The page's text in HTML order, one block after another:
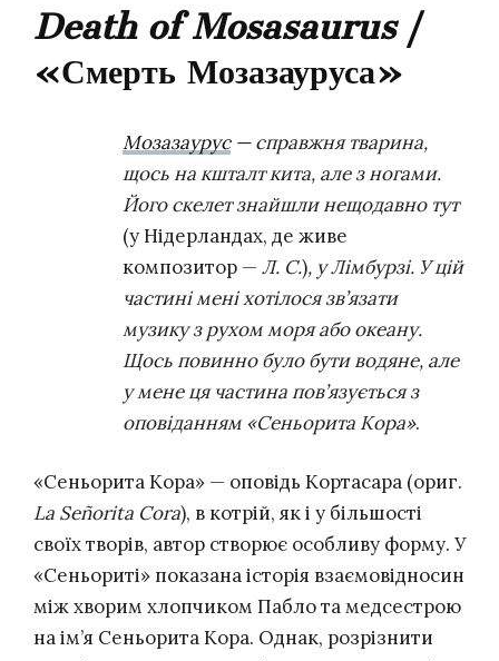
Death of Mosasaurus/
«Смерть Мозазауруса»
Мозазаурус— справжня тварина,
щось на кшталт кита, але з ногами.
Його скелет знайшли нещодавно тут
(у Нідерландах, де живе
композитор — Л. С.), у Лімбурзі. У цій
частині мені хотілося зв’язати
музику з рухом моря або океану.
Щось повинно було бути водяне, але
у мене ця частина пов’язується з
оповіданням «Сеньорита Кора».
«Сеньорита Кора» — оповідь Кортасара (ориг.
La Señorita Cora), в котрій, як і у більшості
своїх творів, автор створює особливу форму. У
«Сеньориті» показана історія взаємовідносин
між хворим хлопчиком Пабло та медсестрою
на ім’я Сеньорита Кора. Однак, розрізнити